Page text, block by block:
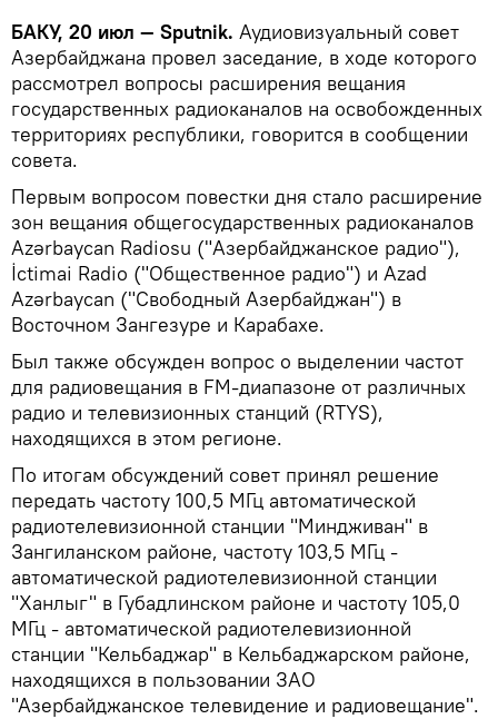
БАКУ, 20 июл — Sputnik. Аудиовизуальный совет
Азербайджана провел заседание, в ходе которого
рассмотрел вопросы расширения вещания
государственных радиоканалов на освобожденных
территориях республики, говорится в сообщении
совета.
Первым вопросом повестки дня стало расширение
зон вещания общегосударственных радиоканалов
Azərbaycan Radiosu ("Азербайджанское радио"),
İctimai Radio ("Общественное радио") и Azad
Azərbaycan ("Свободный Азербайджан") в
Восточном Зангезуре и Карабахе.
Был также обсужден вопрос о выделении частот
для радиовещания в FM-диапазоне от различных
радио и телевизионных станций (RTYS),
находящихся в этом регионе.
По итогам обсуждений совет принял решение
передать частоту 100,5 МГц автоматической
радиотелевизионной станции "Миндживан" в
Зангиланском районе, частоту 103,5 МГц -
автоматической радиотелевизионной станции
"Ханлыг" в Губадлинском районе и частоту 105,0
МГц - автоматической радиотелевизионной
станции "Кельбаджар" в Кельбаджарском районе,
находящихся в пользовании ЗАО
"Азербайджанское телевидение и радиовещание".